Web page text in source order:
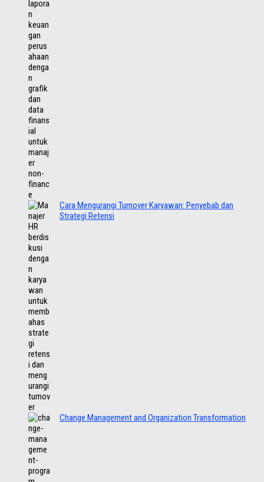
Cara Mengurangi Turnover Karyawan: Penyebab dan
Strategi Retensi
Change Management and Organization Transformation